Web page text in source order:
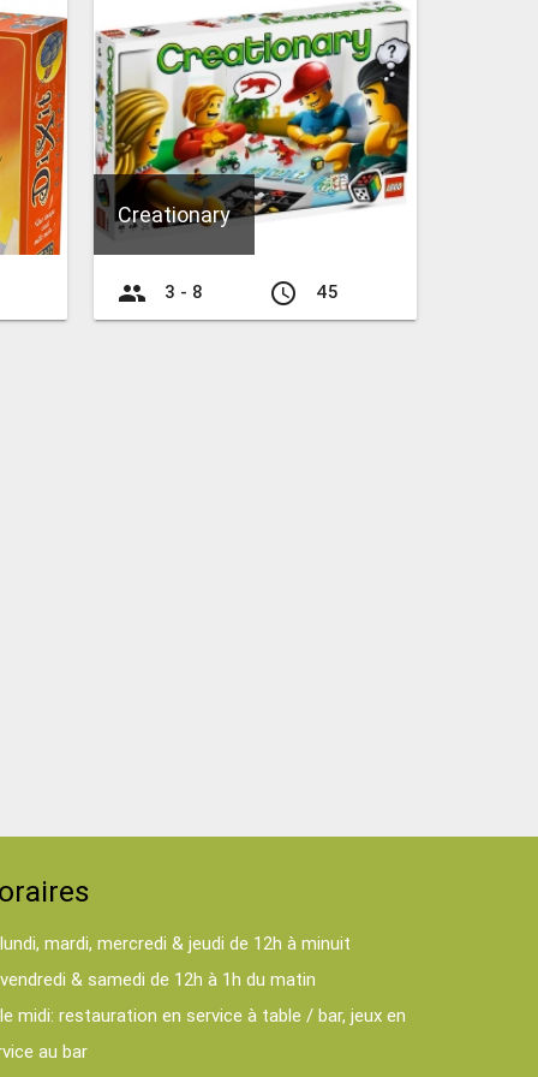
Creationary
group 3 - 8 access_time 45
lundi, mardi, mercredi & jeudi de 12h à minuit
vendredi & samedi de 12h à 1h du matin
le midi: restauration en service à table / bar, jeux en
au bar